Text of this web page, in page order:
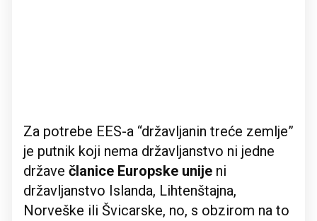
Za potrebe EES-a “državljanin treće zemlje”
je putnik koji nema državljanstvo ni jedne
države članice Europske unije ni
državljanstvo Islanda, Lihtenštajna,
Norveške ili Švicarske, no, s obzirom na to